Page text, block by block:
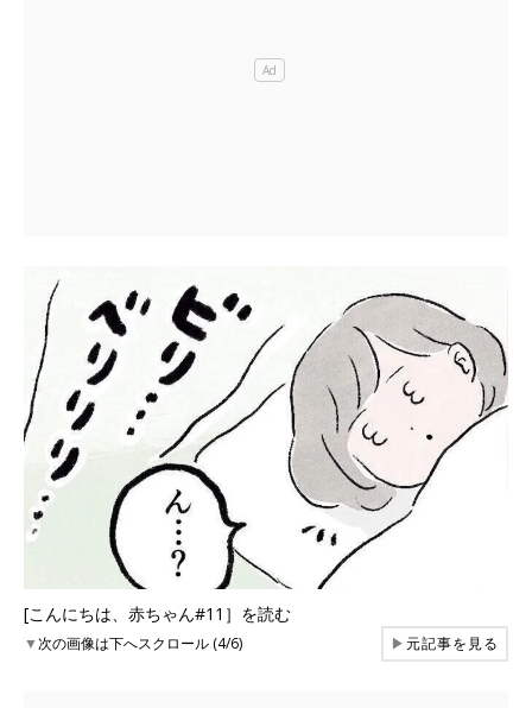
[こんにちは、赤ちゃん#11］を読む
▼次の画像は下へスクロール (4/6) ▶元記事を見る